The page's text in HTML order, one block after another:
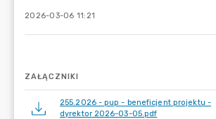
2026-03-06 11:21
ZAŁĄCZNIKI
255.2026 - pup - beneficjent projektu -
dyrektor 2026-03-05.pdf